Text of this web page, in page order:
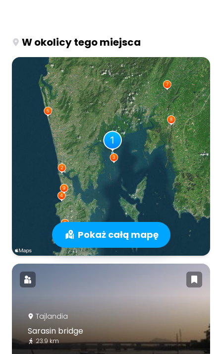
W okolicy tego miejsca
Pokaż całą mapę
Tajlandia
Sarasin bridge
23.9 km